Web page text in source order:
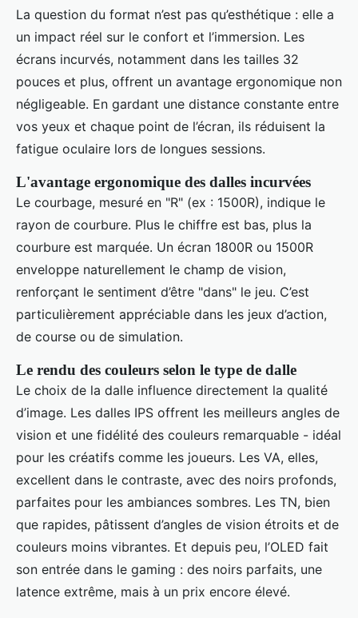
La question du format n’est pas qu’esthétique : elle a
un impact réel sur le confort et l’immersion. Les
écrans incurvés, notamment dans les tailles 32
pouces et plus, offrent un avantage ergonomique non
négligeable. En gardant une distance constante entre
vos yeux et chaque point de l’écran, ils réduisent la
fatigue oculaire lors de longues sessions.
L'avantage ergonomique des dalles incurvées
Le courbage, mesuré en "R" (ex : 1500R), indique le
rayon de courbure. Plus le chiffre est bas, plus la
courbure est marquée. Un écran 1800R ou 1500R
enveloppe naturellement le champ de vision,
renforçant le sentiment d’être "dans" le jeu. C’est
particulièrement appréciable dans les jeux d’action,
de course ou de simulation.
Le rendu des couleurs selon le type de dalle
Le choix de la dalle influence directement la qualité
d’image. Les dalles IPS offrent les meilleurs angles de
vision et une fidélité des couleurs remarquable - idéal
pour les créatifs comme les joueurs. Les VA, elles,
excellent dans le contraste, avec des noirs profonds,
parfaites pour les ambiances sombres. Les TN, bien
que rapides, pâtissent d’angles de vision étroits et de
couleurs moins vibrantes. Et depuis peu, l’OLED fait
son entrée dans le gaming : des noirs parfaits, une
latence extrême, mais à un prix encore élevé.